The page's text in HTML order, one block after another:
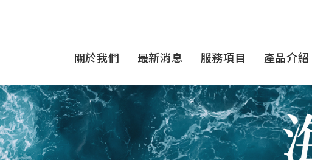
關於我們 最新消息 服務項目 產品介紹